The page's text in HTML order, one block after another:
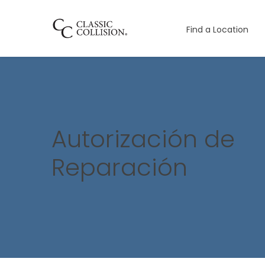
Find a Location
Autorización de
Reparación